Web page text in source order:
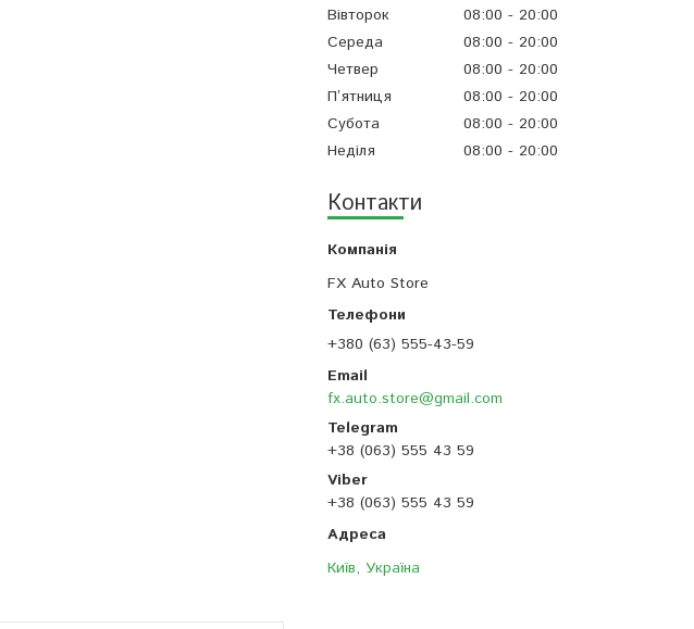
Вівторок
08:00
20:00
Середа
08:00
20:00
Четвер
08:00
20:00
Пʼятниця
08:00
20:00
Субота
08:00
20:00
Неділя
08:00 20:00
Контакти
FX Auto Store
+380 (63) 555-43-59
fx.auto.store@gmail.com
+38 (063) 555 43 59
+38 (063) 555 43 59
Київ, Україна